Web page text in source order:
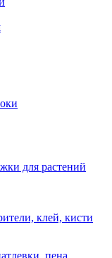
для растений
клей, кисти
пена